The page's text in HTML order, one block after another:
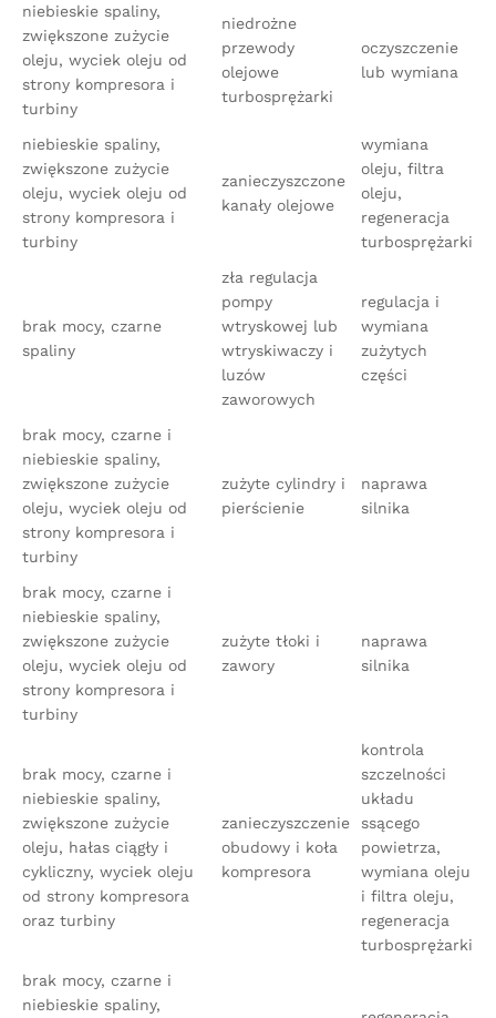
niebieskie spaliny,
zwiększone zużycie
oleju, wyciek oleju od
strony kompresora i
turbiny
niedrożne
przewody
olejowe
turbosprężarki
oczyszczenie
lub wymiana
niebieskie spaliny,
zwiększone zużycie
oleju, wyciek oleju od
strony kompresora i
turbiny
zanieczyszczone
kanały olejowe
wymiana
oleju, filtra
oleju,
regeneracja
turbosprężarki
brak mocy, czarne
spaliny
zła regulacja
pompy
wtryskowej lub
wtryskiwaczy i
luzów
zaworowych
regulacja i
wymiana
zużytych
części
brak mocy, czarne i
niebieskie spaliny,
zwiększone zużycie
oleju, wyciek oleju od
strony kompresora i
turbiny
zużyte cylindry i
pierścienie
naprawa
silnika
brak mocy, czarne i
niebieskie spaliny,
zwiększone zużycie
oleju, wyciek oleju od
strony kompresora i
turbiny
zużyte tłoki i
zawory
naprawa
silnika
brak mocy, czarne i
niebieskie spaliny,
zwiększone zużycie
oleju, hałas ciągły i
cykliczny, wyciek oleju
od strony kompresora
oraz turbiny
zanieczyszczenie
obudowy i koła
kompresora
kontrola
szczelności
układu
ssącego
powietrza,
wymiana oleju
i filtra oleju,
regeneracja
turbosprężarki
brak mocy, czarne i
niebieskie spaliny,